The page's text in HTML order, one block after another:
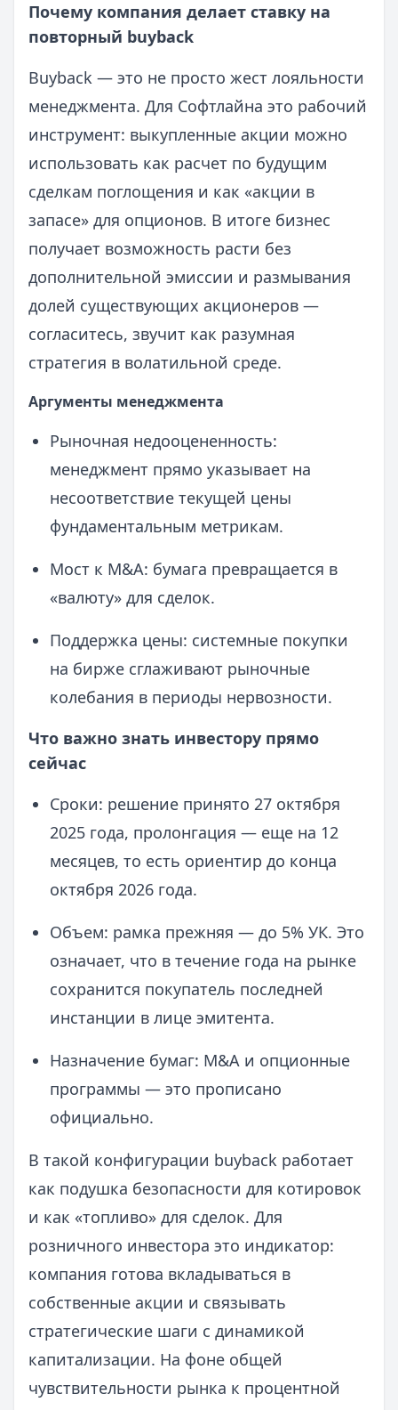
Почему компания делает ставку на
повторный buyback
Buyback — это не просто жест лояльности
менеджмента. Для Софтлайна это рабочий
инструмент: выкупленные акции можно
использовать как расчет по будущим
сделкам поглощения и как «акции в
запасе» для опционов. В итоге бизнес
получает возможность расти без
дополнительной эмиссии и размывания
долей существующих акционеров —
согласитесь, звучит как разумная
стратегия в волатильной среде.
Аргументы менеджмента
Рыночная недооцененность:
менеджмент прямо указывает на
несоответствие текущей цены
фундаментальным метрикам.
Мост к M&A: бумага превращается в
«валюту» для сделок.
Поддержка цены: системные покупки
на бирже сглаживают рыночные
колебания в периоды нервозности.
Что важно знать инвестору прямо
сейчас
Сроки: решение принято 27 октября
2025 года, пролонгация — еще на 12
месяцев, то есть ориентир до конца
октября 2026 года.
Объем: рамка прежняя — до 5% УК. Это
означает, что в течение года на рынке
сохранится покупатель последней
инстанции в лице эмитента.
Назначение бумаг: M&A и опционные
программы — это прописано
официально.
В такой конфигурации buyback работает
как подушка безопасности для котировок
и как «топливо» для сделок. Для
розничного инвестора это индикатор:
компания готова вкладываться в
собственные акции и связывать
стратегические шаги с динамикой
капитализации. На фоне общей
чувствительности рынка к процентной